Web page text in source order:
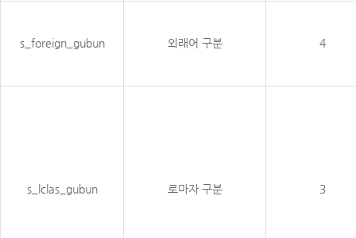
s_foreign_gubun 외래어 구분 4
s_lclas_gubun 로마자 구분 3